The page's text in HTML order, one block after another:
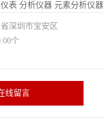
表 分析仪器 元素分析仪器
深圳市宝安区
个
线留言